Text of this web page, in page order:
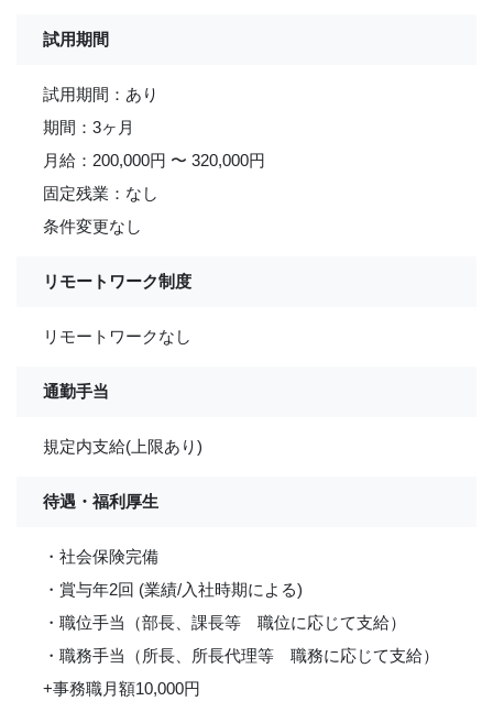
試用期間
試用期間：あり
期間：3ヶ月
月給：200,000円 〜 320,000円
固定残業：なし
条件変更なし
リモートワーク制度
リモートワークなし
通勤手当
規定内支給(上限あり)
待遇・福利厚生
・社会保険完備
・賞与年2回 (業績/入社時期による)
・職位手当（部長、課長等 職位に応じて支給）
・職務手当（所長、所長代理等 職務に応じて支給）
+事務職月額10,000円